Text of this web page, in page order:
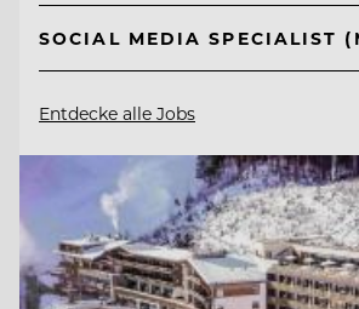
SOCIAL MEDIA SPECIALIST
Entdecke alle Jobs